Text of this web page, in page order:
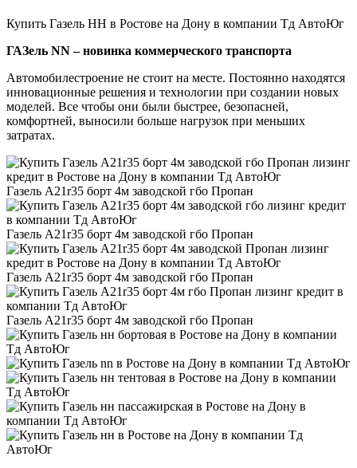
Купить Газель НН в Ростове на Дону в компании Тд АвтоЮг
ГАЗель NN – новинка коммерческого транспорта
Автомобилестроение не стоит на месте. Постоянно находятся
инновационные решения и технологии при создании новых
моделей. Все чтобы они были быстрее, безопасней,
комфортней, выносили больше нагрузок при меньших
затратах.
Газель А21r35 борт 4м заводской гбо Пропан
Газель А21r35 борт 4м заводской гбо Пропан
Газель А21r35 борт 4м заводской гбо Пропан
Газель А21r35 борт 4м заводской гбо Пропан